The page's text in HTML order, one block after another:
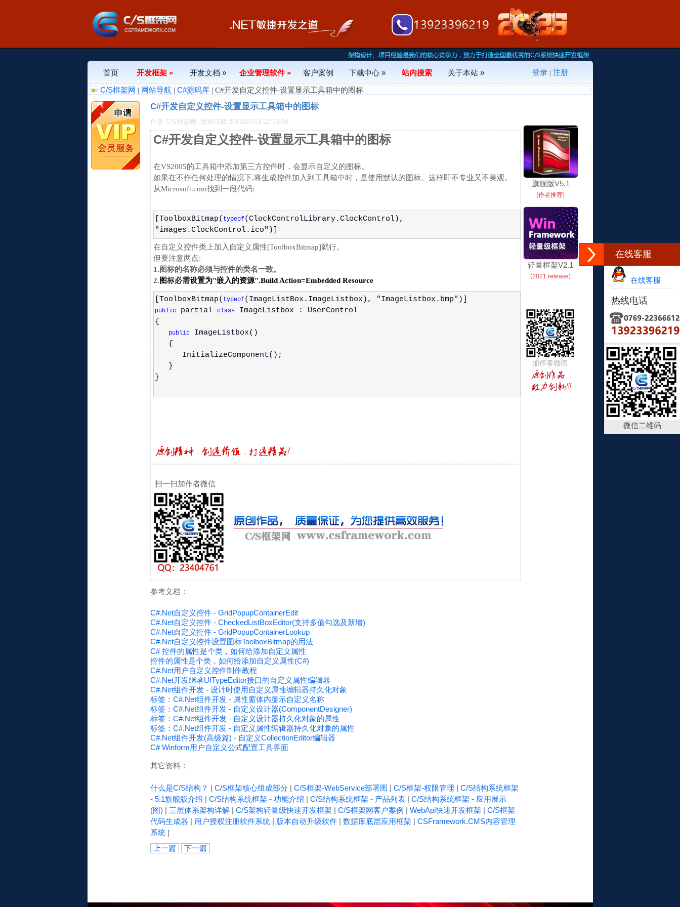
在线客服
在线客服
热线电话
微信二维码
首页 开发框架 » 开发文档 » 企业管理软件 » 客户案例 下载中心 » 站内搜索 关于本站 » 登录| 注册
C/S框架网 | 网站导航 | C#源码库| C#开发自定义控件-设置显示工具箱中的图标
C#开发自定义控件-设置显示工具箱中的图标
作者:C/S框架网 发布日期:2011/07/13 22:53:04
C#开发自定义控件-设置显示工具箱中的图标
在VS2005的工具箱中添加第三方控件时，会显示自定义的图标。
如果在不作任何处理的情况下,将生成控件加入到工具箱中时，是使用默认的图标。这样即不专业又不美观。
从Microsoft.com找到一段代码:
[ToolboxBitmap( typeof(ClockControlLibrary.ClockControl),
"images.ClockControl.ico")]
在自定义控件类上加入自定义属性[ToolboxBitmap]就行。
但要注意两点:
1.图标的名称必须与控件的类名一致。
2.图标必需设置为"嵌入的资源".Build Action=Embedded Resource
[ToolboxBitmap( typeof(ImageListBox.ImageListbox), "ImageListbox.bmp")]
publicpartial classImageListbox : UserControl
{
publicImageListbox()
{
InitializeComponent();
}
}
扫一扫加作者微信
参考文档：
C#.Net自定义控件 - GridPopupContainerEdit
C#.Net自定义控件 - CheckedListBoxEditor(支持多值勾选及新增)
C#.Net自定义控件 - GridPopupContainerLookup
C#.Net自定义控件设置图标ToolboxBitmap的用法
C# 控件的属性是个类，如何给添加自定义属性
控件的属性是个类，如何给添加自定义属性(C#)
C#.Net用户自定义控件制作教程
C#.Net开发继承UITypeEditor接口的自定义属性编辑器
C#.Net组件开发 - 设计时使用自定义属性编辑器持久化对象
标签：C#.Net组件开发 - 属性窗体内显示自定义名称
标签：C#.Net组件开发 - 自定义设计器(ComponentDesigner)
标签：C#.Net组件开发 - 自定义设计器持久化对象的属性
标签：C#.Net组件开发 - 自定义属性编辑器持久化对象的属性
C#.Net组件开发(高级篇) - 自定义CollectionEditor编辑器
C# Winform用户自定义公式配置工具界面
其它资料：
什么是C/S结构？ | C/S框架核心组成部分| C/S框架-WebService部署图 | C/S框架-权限管理 | C/S结构系统框架
- 5.1旗舰版介绍 | C/S结构系统框架 - 功能介绍 | C/S结构系统框架 - 产品列表| C/S结构系统框架 - 应用展示
(图) | 三层体系架构详解| C/S架构轻量级快速开发框架 | C/S框架网客户案例 | WebApi快速开发框架 | C/S框架
代码生成器 | 用户授权注册软件系统| 版本自动升级软件| 数据库底层应用框架 | CSFramework.CMS内容管理
系统|
上一篇
下一篇
旗舰版V5.1
(作者推荐)
轻量框架V2.1
(2021 release)